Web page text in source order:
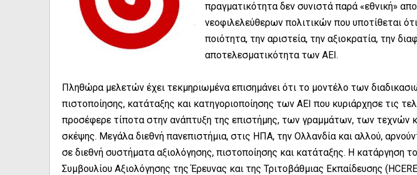
πραγματικότητα δεν συνιστά παρά «εθνική»
νεοφιλελεύθερων πολιτικών που υποτίθεται
ποιότητα, την αριστεία, την αξιοκρατία, την
αποτελεσματικότητα των ΑΕΙ.
Πληθώρα μελετών έχει τεκμηριωμένα επισημάνει ότι το μοντέλο των
πιστοποίησης, κατάταξης και κατηγοριοποίησης των ΑΕΙ που κυριάρχησε τις
προσέφερε τίποτα στην ανάπτυξη της επιστήμης, των γραμμάτων, των τεχνών
σκέψης. Μεγάλα διεθνή πανεπιστήμια, στις ΗΠΑ, την Ολλανδία και αλλού,
σε διεθνή συστήματα αξιολόγησης, πιστοποίησης και κατάταξης. Η κατάργηση
Συμβουλίου Αξιολόγησης της Έρευνας και της Τριτοβάθμιας Εκπαίδευσης